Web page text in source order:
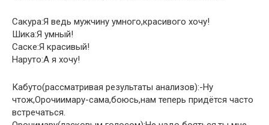
Сакура:Я ведь мужчину умного,красивого хочу!
Шика:Я умный!
Саске:Я красивый!
Наруто:А я хочу!
Кабуто(рассматривая результаты анализов):-Ну
чтож,Орочиимару-сама,боюсь,нам теперь придётся часто
встречаться.